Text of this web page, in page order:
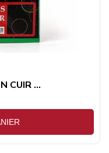
CUIR ...